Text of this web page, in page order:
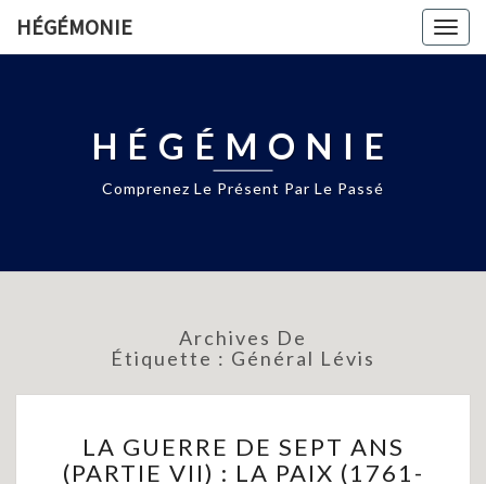
HÉGÉMONIE
HÉGÉMONIE
Comprenez Le Présent Par Le Passé
Archives De
Étiquette : Général Lévis
GUERRE
DE
LA GUERRE DE SEPT ANS
(PARTIE VII) : LA PAIX (1761-